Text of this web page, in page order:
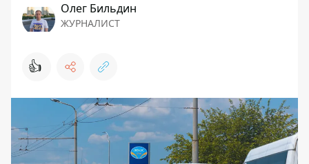
Олег Бильдин
ЖУРНАЛИСТ
👍